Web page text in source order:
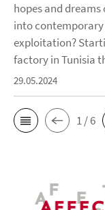
hopes and
into
exploitation?
factory in Tunisia
29.05.2024
1 / 6